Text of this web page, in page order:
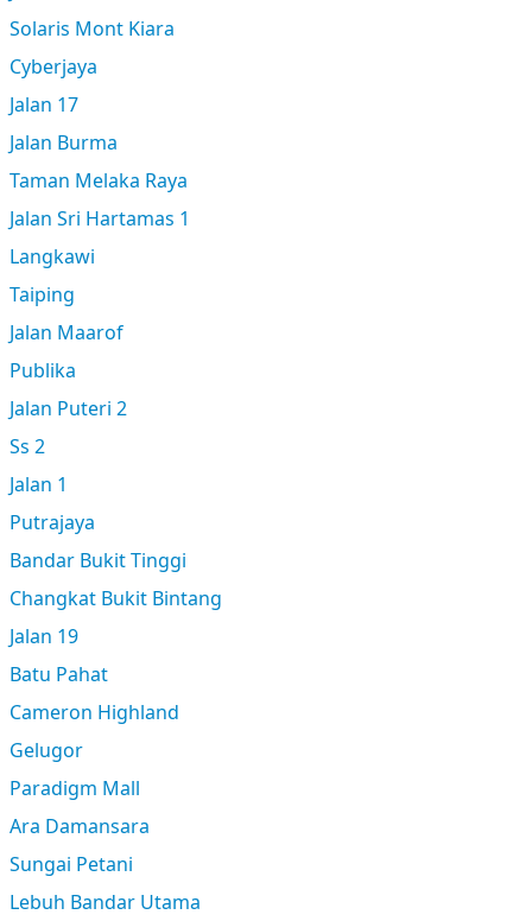
Solaris Mont Kiara
Cyberjaya
Jalan 17
Jalan Burma
Taman Melaka Raya
Jalan Sri Hartamas 1
Langkawi
Taiping
Jalan Maarof
Publika
Jalan Puteri 2
Ss 2
Jalan 1
Putrajaya
Bandar Bukit Tinggi
Changkat Bukit Bintang
Jalan 19
Batu Pahat
Cameron Highland
Gelugor
Paradigm Mall
Ara Damansara
Sungai Petani
Lebuh Bandar Utama